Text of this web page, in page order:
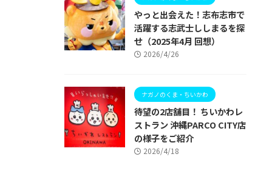
やっと出会えた！志布志市で
活躍する志武士ししまるを探
せ（2025年4月 回想）
2026/4/26
ナガノのくま・ちいかわ
待望の2店舗目！ ちいかわレ
ストラン 沖縄PARCO CITY店
の様子をご紹介
2026/4/18